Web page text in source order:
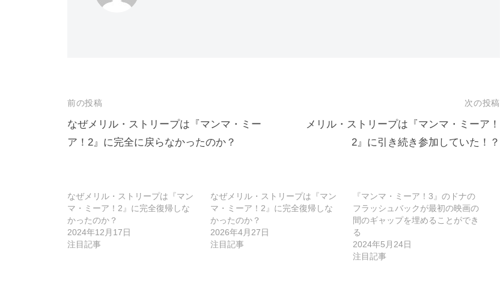
投
稿
ナ
ー
シ
ョ
前の投稿
なぜメリル・ストリープは『マンマ・ミー
ア！2』に完全に戻らなかったのか？
次の投稿
メリル・ストリープは『マンマ・ミーア！
2』に引き続き参加していた！？
なぜメリル・ストリープは『マン
マ・ミーア！2』に完全復帰しな
かったのか？
2024年12月17日
注目記事
なぜメリル・ストリープは『マン
マ・ミーア！2』に完全復帰しな
かったのか？
2026年4月27日
注目記事
『マンマ・ミーア！3』のドナの
フラッシュバックが最初の映画の
間のギャップを埋めることができ
る
2024年5月24日
注目記事